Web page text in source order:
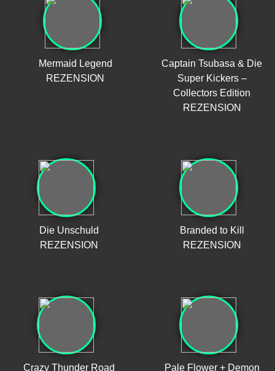
Mermaid Legend
REZENSION
Captain Tsubasa & Die
Super Kickers –
Collectors Edition
REZENSION
Die Unschuld
REZENSION
Branded to Kill
REZENSION
Crazy Thunder Road
Pale Flower + Demon